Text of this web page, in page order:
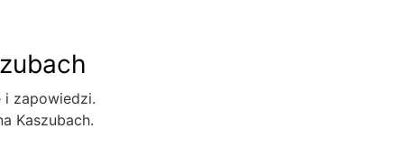
i zapowiedzi.
Kaszubach.